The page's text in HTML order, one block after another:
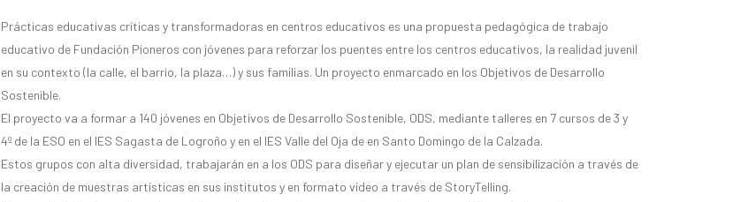
Prácticas educativas críticas y transformadoras en centros educativos es una propuesta pedagógica de trabajo
educativo de Fundación Pioneros con jóvenes para reforzar los puentes entre los centros educativos, la realidad juvenil
en su contexto (la calle, el barrio, la plaza…) y sus familias. Un proyecto enmarcado en los Objetivos de Desarrollo
Sostenible.
El proyecto va a formar a 140 jóvenes en Objetivos de Desarrollo Sostenible, ODS, mediante talleres en 7 cursos de 3 y
4º de la ESO en el IES Sagasta de Logroño y en el IES Valle del Oja de en Santo Domingo de la Calzada.
Estos grupos con alta diversidad, trabajarán en a los ODS para diseñar y ejecutar un plan de sensibilización a través de
la creación de muestras artísticas en sus institutos y en formato vídeo a través de StoryTelling.